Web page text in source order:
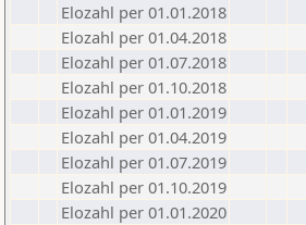
Elozahl per 01.01.2018
Elozahl per 01.04.2018
Elozahl per 01.07.2018
Elozahl per 01.10.2018
Elozahl per 01.01.2019
Elozahl per 01.04.2019
Elozahl per 01.07.2019
Elozahl per 01.10.2019
Elozahl per 01.01.2020